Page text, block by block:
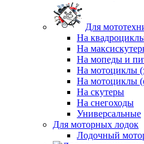
Для
На
На
На мопеды и
На мотоциклы
На мотоциклы
На скутеры
На снегоходы
Универсальные
Для моторных лодок
Лодочный